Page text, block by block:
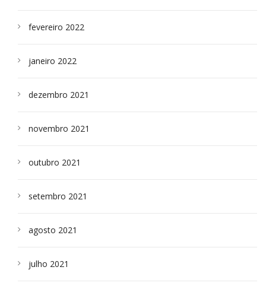
fevereiro 2022
janeiro 2022
dezembro 2021
novembro 2021
outubro 2021
setembro 2021
agosto 2021
julho 2021